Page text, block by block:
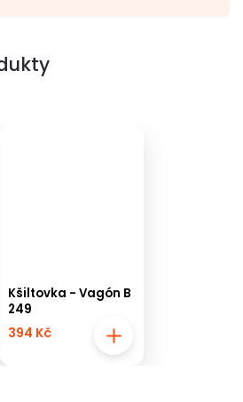
Kšiltovka - Vagón B
249
394 Kč